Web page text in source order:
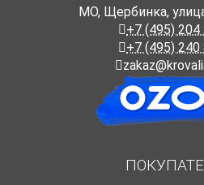
МО, Щербинка,
+7 (495) 204
+7 (495) 240